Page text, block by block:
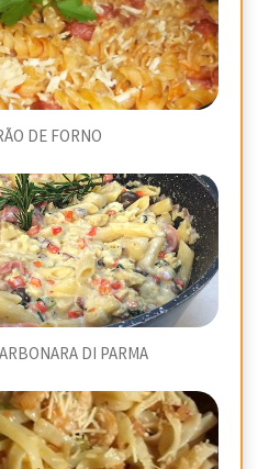
DE FORNO
DI PARMA